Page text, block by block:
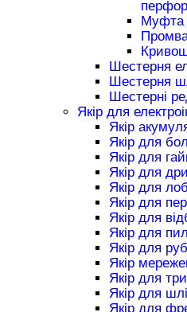
Муфта
Шестерня
Шестерня
Шестерні
Якір для
Якір
Якір для
Якір для
Якір для
Якір для
Якір для
Якір для
Якір для
Якір для
Якір
Якір для
Якір для
Якір для